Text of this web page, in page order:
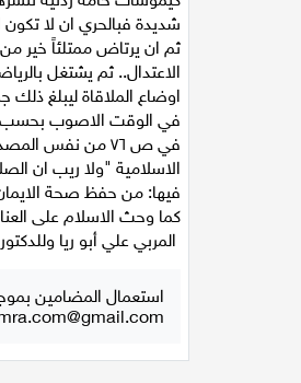
شديدة فبالحري ان لا تكون
ثم ان يرتاض ممتلئاً خير
الاعتدال.. ثم يشتغل
اوضاع الملاقاة ليبلغ
في الوقت الاصوب بحسب
في ص ٧٦ من نفس
الاسلامية "ولا ريب ان
فيها: من حفظ صحة
كما وحث الاسلام على
المربي علي أبو ريا
استعمال المضامين بموجب بند 27 أ لقانون الحقوق الأدبية لسنة